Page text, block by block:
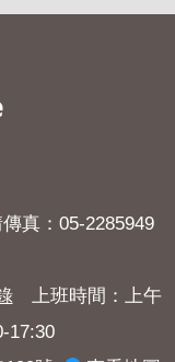
真：05-2285949
上班時間：上午
17:30